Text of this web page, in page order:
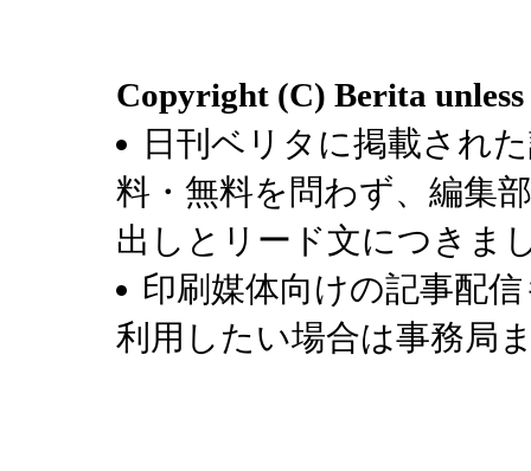
Copyright (C) Berita
日刊ベリタに掲載され
料・無料を問わず、編集
出しとリード文につきま
印刷媒体向けの記事配
利用したい場合は事務局